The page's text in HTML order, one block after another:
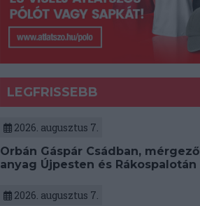
LEGFRISSEBB
2026. augusztus 7.
Orbán Gáspár Csádban, mérgező
anyag Újpesten és Rákospalotán
2026. augusztus 7.